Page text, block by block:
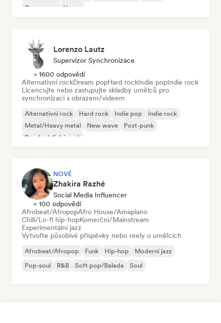
Dream pop
House
Lorenzo Lautz
Supervizor Synchronizace
> 1600 odpovědí
Alternativní rockDream popHard rockIndie popIndie rock
Licencujte nebo zastupujte skladby umělců pro
synchronizaci s obrazem/videem
Alternativní rock Hard rock Indie pop
Indie rock
Metal/Heavy metal
New wave
Post-punk
Psychedelický rock
NOVÉ
Zhakira Razhé
Social Media Influencer
< 100 odpovědí
Afrobeat/AfropopAfro House/Amapiano
Chill/Lo-fi hip-hopKomerční/Mainstream
Experimentální jazz
Vytvořte působivé příspěvky nebo reely o umělcích
Afrobeat/Afropop Funk Hip-hop
Moderní jazz
Pop-soul
R&B Soft pop/Balada Soul